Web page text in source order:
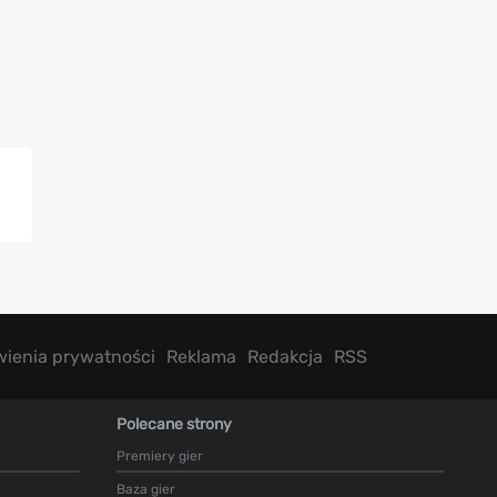
prywatności Reklama Redakcja RSS
Polecane strony
Premiery gier
Baza gier